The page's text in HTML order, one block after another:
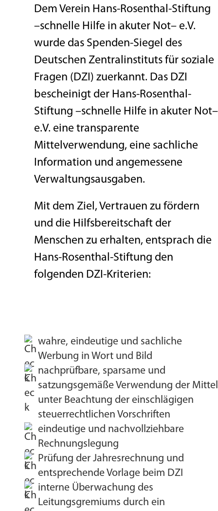
Dem Verein Hans-Rosenthal-Stiftung
–schnelle Hilfe in akuter Not– e.V.
wurde das Spenden-Siegel des
Deutschen Zentralinstituts für soziale
Fragen (DZI) zuerkannt. Das DZI
bescheinigt der Hans-Rosenthal-
Stiftung –schnelle Hilfe in akuter Not–
e.V. eine transparente
Mittelverwendung, eine sachliche
Information und angemessene
Verwaltungsausgaben.
Mit dem Ziel, Vertrauen zu fördern
und die Hilfsbereitschaft der
Menschen zu erhalten, entsprach die
Hans-Rosenthal-Stiftung den
folgenden DZI-Kriterien:
wahre, eindeutige und sachliche
Werbung in Wort und Bild
nachprüfbare, sparsame und
satzungsgemäße Verwendung der Mittel
unter Beachtung der einschlägigen
steuerrechtlichen Vorschriften
eindeutige und nachvollziehbare
Rechnungslegung
Prüfung der Jahresrechnung und
entsprechende Vorlage beim DZI
interne Überwachung des
Leitungsgremiums durch ein